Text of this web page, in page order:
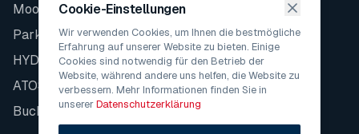
Moog
Parker
HYDAC
ATOS
Bucher
Cookie-Einstellungen
Wir verwenden Cookies, um Ihnen die bestmögliche
Erfahrung auf unserer Website zu bieten. Einige
Cookies sind notwendig für den Betrieb der
Website, während andere uns helfen, die Website zu
verbessern. Mehr Informationen finden Sie in
unsererDatenschutzerklärung